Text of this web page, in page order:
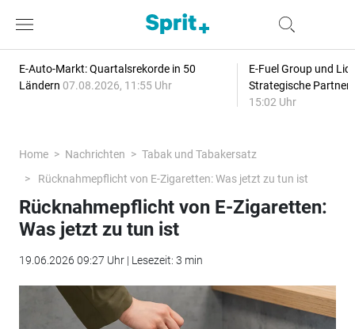
E-Auto-Markt: Quartalsrekorde in 50
Ländern 07.08.2026, 11:55 Uhr
E-Fuel Group und
Strategische
15:02 Uhr
Home Nachrichten
Tabak und Tabakersatz
Rücknahmepflicht von E-Zigaretten: Was jetzt zu tun ist
Rücknahmepflicht von E-Zigaretten:
Was jetzt zu tun ist
19.06.2026 09:27 Uhr | Lesezeit: 3 min